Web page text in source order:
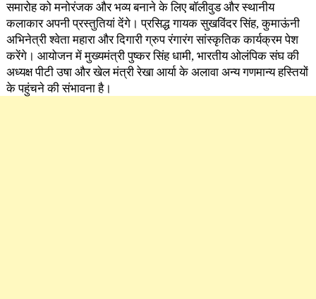
समारोह को मनोरंजक और भव्य बनाने के लिए बॉलीवुड और स्थानीय
कलाकार अपनी प्रस्तुतियां देंगे। प्रसिद्ध गायक सुखविंदर सिंह, कुमाऊंनी
अभिनेत्री श्वेता महारा और दिगारी ग्रुप रंगारंग सांस्कृतिक कार्यक्रम पेश
करेंगे। आयोजन में मुख्यमंत्री पुष्कर सिंह धामी, भारतीय ओलंपिक संघ की
अध्यक्ष पीटी उषा और खेल मंत्री रेखा आर्या के अलावा अन्य गणमान्य हस्तियों
के पहुंचने की संभावना है।